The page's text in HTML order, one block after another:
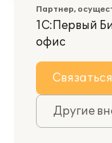
Партнер,
1С:Первый
офис
Связаться
Другие